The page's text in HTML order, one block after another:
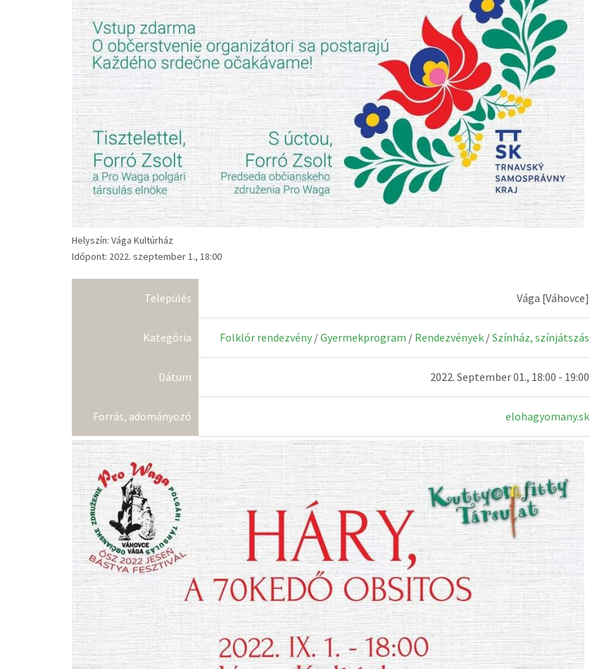
Helyszín: Vága Kultúrház
Időpont: 2022. szeptember 1., 18:00
Település Vága [Váhovce]
Kategória Folklór rendezvény /Gyermekprogram / Rendezvények /Színház, színjátszás
Dátum 2022. September 01., 18:00 - 19:00
Forrás, adományozó elohagyomany.sk